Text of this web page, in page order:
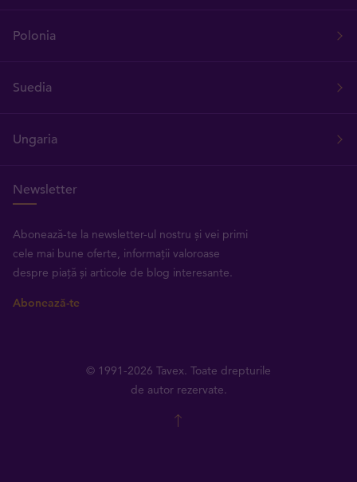
Polonia
Suedia
Ungaria
Newsletter
Abonează-te la newsletter-ul nostru și vei primi
cele mai bune oferte, informații valoroase
despre piață și articole de blog interesante.
Abonează-te
© 1991-2026 Tavex. Toate drepturile
de autor rezervate.